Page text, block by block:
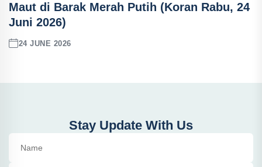
Maut di Barak Merah Putih (Koran Rabu, 24
Juni 2026)
24 JUNE 2026
Stay Update With Us